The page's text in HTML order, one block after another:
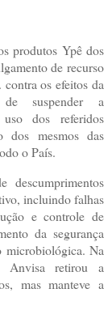
produtos Ypê dos
de recurso
os efeitos da
suspender a
dos referidos
dos mesmos das
o País.
incluindo falhas
e controle de
da segurança
microbiológica. Na
Anvisa retirou a
mas manteve a